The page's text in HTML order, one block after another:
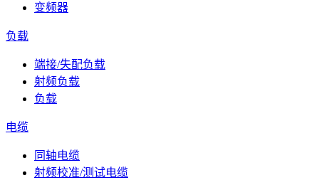
变频器
负载
端接/失配负载
射频负载
负载
电缆
同轴电缆
射频校准/测试电缆